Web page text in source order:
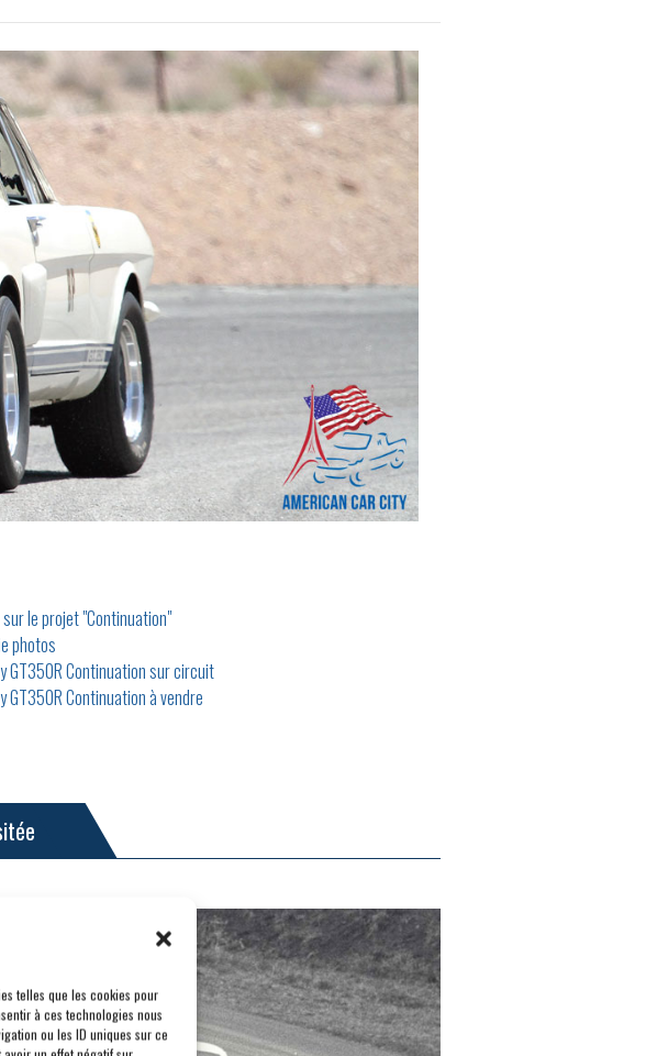
telles que les cookies pour
à ces technologies nous
ou les ID uniques sur ce
le projet "Continuation"
photos
GT350R Continuation sur circuit
GT350R Continuation à vendre